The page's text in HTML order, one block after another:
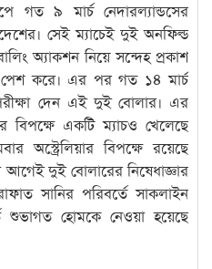
গত ৯ মার্চ নেদারল্যান্ডসের
সেই ম্যাচেই দুই অনফিল্ড
অ্যাকশন নিয়ে সন্দেহ প্রকাশ
পেশ করে। এর পর গত ১৪ মার্চ
দেন এই দুই বোলার। এর
বিপক্ষে একটি ম্যাচও খেলেছে
অস্ট্রেলিয়ার বিপক্ষে রয়েছে
আগেই দুই বোলারের নিষেধাজ্ঞার
সানির পরিবর্তে সাকলাইন
শুভাগত হোমকে নেওয়া হয়েছে